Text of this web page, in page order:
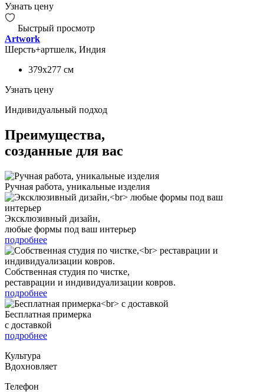
Узнать цену
Быстрый просмотр
Artwork
Шерсть+артшелк, Индия
379x277 см
Узнать цену
Индивидуальный подход
Преимущества,
созданные для вас
Ручная работа, уникальные изделия
Эксклюзивный дизайн,
любые формы под ваш интерьер
подробнее
Собственная студия по чистке,
реставрации и индивидуализации ковров.
подробнее
Бесплатная примерка
с доставкой
подробнее
Культура
Вдохновляет
Телефон